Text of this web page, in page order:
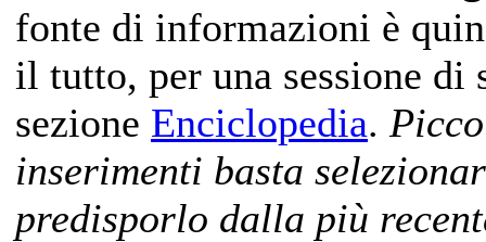
fonte di informazioni è
il tutto, per una sessione di
sezione Enciclopedia.
inserimenti basta
predisporlo dalla più